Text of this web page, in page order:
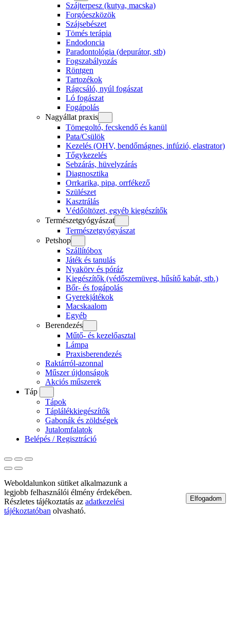
Szájterpesz (kutya, macska)
Forgóeszközök
Szájsebészet
Tömés terápia
Endodoncia
Paradontológia (depurátor, stb)
Fogszabályozás
Röntgen
Tartozékok
Rágcsáló, nyúl fogászat
Ló fogászat
Fogápolás
Nagyállat praxis
Tömegoltó, fecskendő és kanül
Pata/Csülök
Kezelés (OHV, bendőmágnes, infúzió, elastrator)
Tőgykezelés
Sebzárás, hüvelyzárás
Diagnosztika
Orrkarika, pipa, orrfékező
Szülészet
Kasztrálás
Védőöltözet, egyéb kiegészítők
Természetgyógyászat
Természetgyógyászat
Petshop
Szállítóbox
Játék és tanulás
Nyakörv és póráz
Kiegészítők (védőszemüveg, hűsítő kabát, stb.)
Bőr- és fogápolás
Gyerekjátékok
Macskaalom
Egyéb
Berendezés
Műtő- és kezelőasztal
Lámpa
Praxisberendezés
Raktárról-azonnal
Műszer újdonságok
Akciós műszerek
Táp
Tápok
Táplálékkiegészítők
Gabonák és zöldségek
Jutalomfalatok
Belépés / Regisztráció
Weboldalunkon sütiket alkalmazunk a
legjobb felhasználói élmény érdekében.
Részletes tájékoztatás az adatkezelési
tájékoztatóban olvasható.
Elfogadom